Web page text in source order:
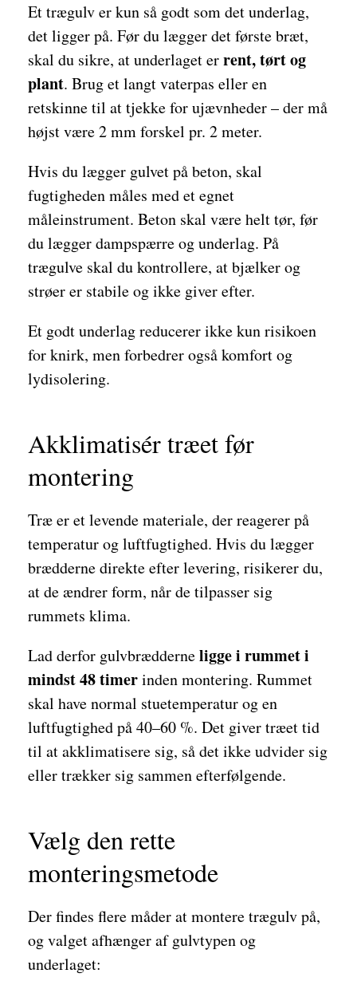
Et trægulv er kun så godt som det underlag,
det ligger på. Før du lægger det første bræt,
skal du sikre, at underlaget errent, tørt og
plant. Brug et langt vaterpas eller en
retskinne til at tjekke for ujævnheder – der må
højst være 2 mm forskel pr. 2 meter.
Hvis du lægger gulvet på beton, skal
fugtigheden måles med et egnet
måleinstrument. Beton skal være helt tør, før
du lægger dampspærre og underlag. På
trægulve skal du kontrollere, at bjælker og
strøer er stabile og ikke giver efter.
Et godt underlag reducerer ikke kun risikoen
for knirk, men forbedrer også komfort og
lydisolering.
Akklimatisér træet før
montering
Træ er et levende materiale, der reagerer på
temperatur og luftfugtighed. Hvis du lægger
brædderne direkte efter levering, risikerer du,
at de ændrer form, når de tilpasser sig
rummets klima.
Lad derfor gulvbrædderneligge i rummet i
mindst 48 timerinden montering. Rummet
skal have normal stuetemperatur og en
luftfugtighed på 40–60 %. Det giver træet tid
til at akklimatisere sig, så det ikke udvider sig
eller trækker sig sammen efterfølgende.
Vælg den rette
monteringsmetode
Der findes flere måder at montere trægulv på,
og valget afhænger af gulvtypen og
underlaget: